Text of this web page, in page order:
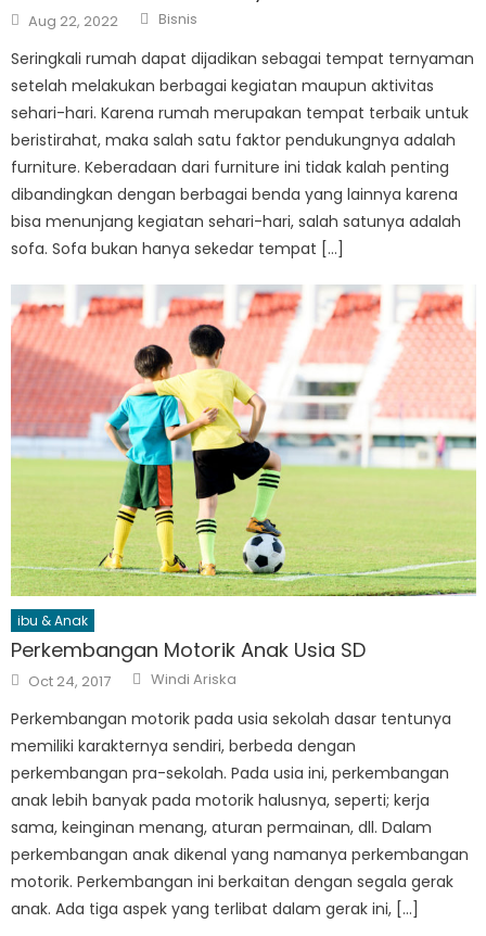
Posted
on
Aug 22, 2022 Author
Bisnis
Seringkali rumah dapat dijadikan sebagai tempat ternyaman
setelah melakukan berbagai kegiatan maupun aktivitas
sehari-hari. Karena rumah merupakan tempat terbaik untuk
beristirahat, maka salah satu faktor pendukungnya adalah
furniture. Keberadaan dari furniture ini tidak kalah penting
dibandingkan dengan berbagai benda yang lainnya karena
bisa menunjang kegiatan sehari-hari, salah satunya adalah
sofa. Sofa bukan hanya sekedar tempat […]
ibu & Anak
Perkembangan Motorik Anak Usia SD
Posted
on
Oct 24, 2017 Author
Windi Ariska
Perkembangan motorik pada usia sekolah dasar tentunya
memiliki karakternya sendiri, berbeda dengan
perkembangan pra-sekolah. Pada usia ini, perkembangan
anak lebih banyak pada motorik halusnya, seperti; kerja
sama, keinginan menang, aturan permainan, dll. Dalam
perkembangan anak dikenal yang namanya perkembangan
motorik. Perkembangan ini berkaitan dengan segala gerak
anak. Ada tiga aspek yang terlibat dalam gerak ini, […]